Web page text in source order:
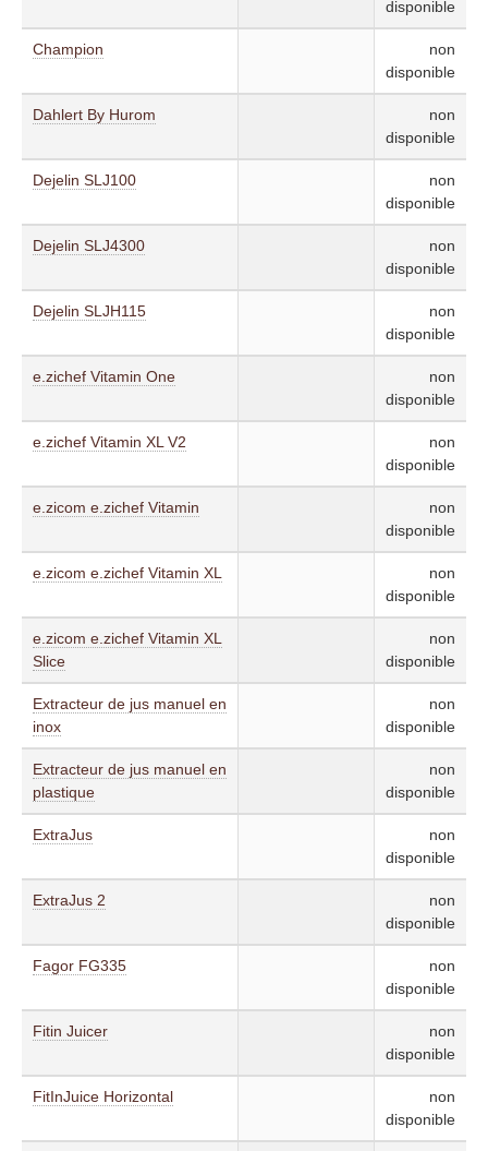
disponible
Champion
non
disponible
Dahlert By Hurom
non
disponible
Dejelin SLJ100
non
disponible
Dejelin SLJ4300
non
disponible
Dejelin SLJH115
non
disponible
e.zichef Vitamin One
non
disponible
e.zichef Vitamin XL V2
non
disponible
e.zicom e.zichef Vitamin
non
disponible
e.zicom e.zichef Vitamin XL
non
disponible
e.zicom e.zichef Vitamin XL
Slice
non
disponible
Extracteur de jus manuel en
inox
non
disponible
Extracteur de jus manuel en
plastique
non
disponible
ExtraJus
non
disponible
ExtraJus 2
non
disponible
Fagor FG335
non
disponible
Fitin Juicer
non
disponible
FitInJuice Horizontal
non
disponible